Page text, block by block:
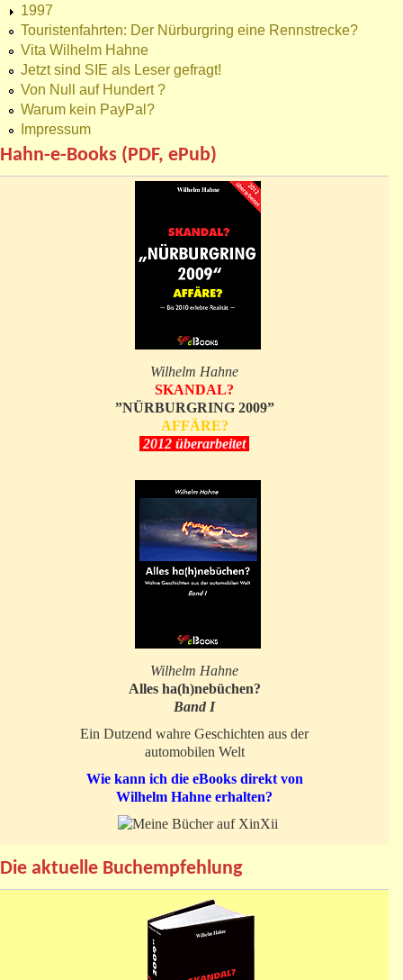
1997
Touristenfahrten: Der Nürburgring eine Rennstrecke?
Vita Wilhelm Hahne
Jetzt sind SIE als Leser gefragt!
Von Null auf Hundert ?
Warum kein PayPal?
Impressum
Hahn-e-Books (PDF, ePub)
Wilhelm Hahne
SKANDAL?
”NÜRBURGRING 2009”
AFFÄRE?
2012 überarbeitet
Wilhelm Hahne
Alles ha(h)nebüchen?
Band I
Ein Dutzend wahre Geschichten aus der
automobilen Welt
Wie kann ich die eBooks direkt von
Wilhelm Hahne erhalten?
Die aktuelle Buchempfehlung